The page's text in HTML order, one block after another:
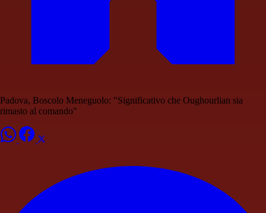
Padova, Boscolo Meneguolo: "Significativo che Oughourlian sia
rimasto al comando"